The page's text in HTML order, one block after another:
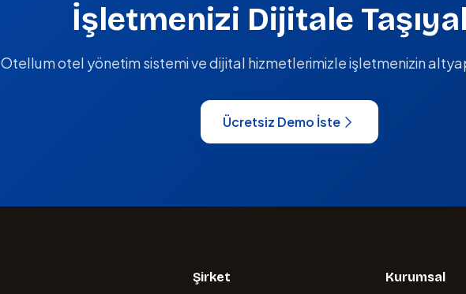
İşletmenizi Dijitale
Otellum otel yönetim sistemi ve dijital hizmetlerimizle işletmenizin
Ücretsiz Demo İste
Şirket Kurumsal